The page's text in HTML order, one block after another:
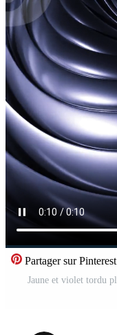
Partager sur Pinterest